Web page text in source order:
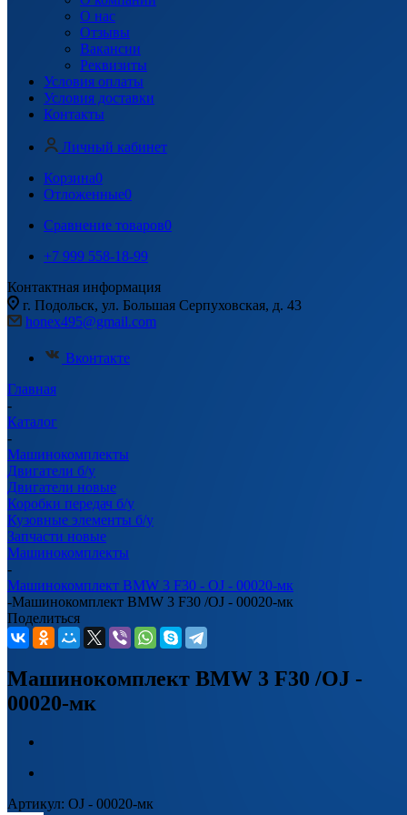
О нас
Отзывы
Вакансии
Реквизиты
Условия оплаты
Условия доставки
Контакты
Личный кабинет
Корзина0
Отложенные0
Сравнение товаров0
+7 999 558-18-99
Контактная информация
г. Подольск, ул. Большая Серпуховская, д. 43
honex495@gmail.com
Вконтакте
Главная
-
Каталог
-
Машинокомплекты
Двигатели б/у
Двигатели новые
Коробки передач б/у
Кузовные элементы б/у
Запчасти новые
Машинокомплекты
-
Машинокомплект BMW 3 F30 - OJ - 00020-мк
-Машинокомплект BMW 3 F30 /OJ - 00020-мк
Поделиться
Машинокомплект BMW 3 F30 /OJ -
00020-мк
Артикул: OJ - 00020-мк